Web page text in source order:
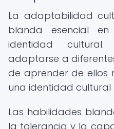
La adaptabilidad
blanda esencial
identidad
adaptarse a
de aprender de ellos
una identidad cultural
Las habilidades
la tolerancia y la